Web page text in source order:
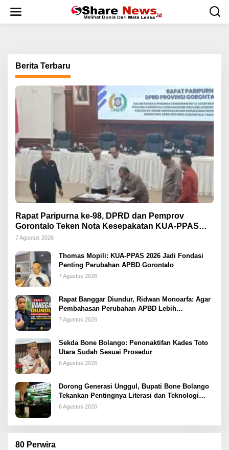
w
Berita Terbaru
Rapat Paripurna ke-98, DPRD dan Pemprov
Gorontalo Teken Nota Kesepakatan KUA-PPAS
2026
7 Agustus 2026
Thomas Mopili: KUA-PPAS 2026 Jadi Fondasi
Penting Perubahan APBD Gorontalo
7 Agustus 2026
Rapat Banggar Diundur, Ridwan Monoarfa: Agar
Pembahasan Perubahan APBD Lebih
Komprehensif
7 Agustus 2026
Sekda Bone Bolango: Penonaktifan Kades Toto
Utara Sudah Sesuai Prosedur
6 Agustus 2026
Dorong Generasi Unggul, Bupati Bone Bolango
Tekankan Pentingnya Literasi dan Teknologi
sejak Dini
6 Agustus 2026
80 Perwira